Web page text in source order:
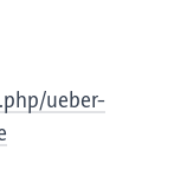
ueber-